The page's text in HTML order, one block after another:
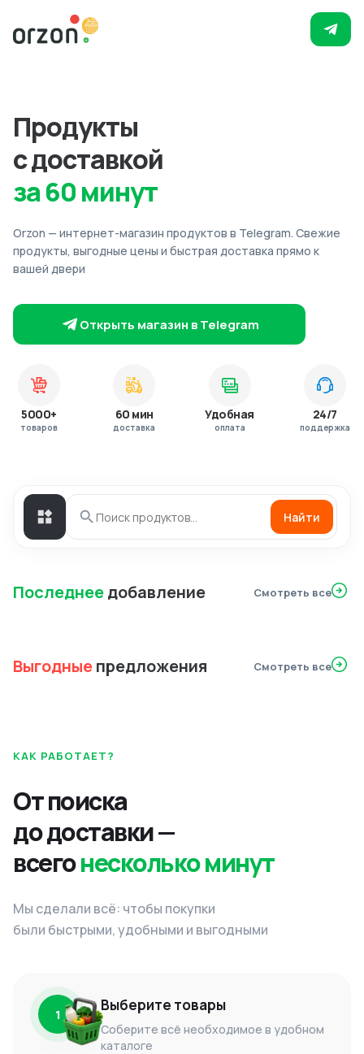
Продукты
с доставкой
за 60 минут
Orzon — интернет-магазин продуктов в Telegram. Свежие
продукты, выгодные цены и быстрая доставка прямо к
вашей двери
Открыть магазин в Telegram
5000+
товаров
60 мин
доставка
Удобная
оплата
24/7
поддержка
Найти
Последнеедобавление Смотреть все
Выгодныепредложения Смотреть все
КАК РАБОТАЕТ?
От поиска
до доставки —
всегонесколько минут
Мы сделали всё: чтобы покупки
были быстрыми, удобными и выгодными
1 Выберите товары
Соберите всё необходимое в удобном
каталоге